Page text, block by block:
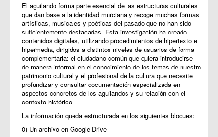
El aguilando forma parte esencial de las estructuras culturales
que dan base a la identidad murciana y recoge muchas formas
artísticas, musicales y poéticas del pasado que no han sido
suficientemente destacadas. Esta investigación ha creado
contenidos digitales, utilizando procedimientos de hipertexto e
hipermedia, dirigidos a distintos niveles de usuarios de forma
complementaria: el ciudadano común que quiera introducirse
de manera informal en el conocimiento de los temas de nuestro
patrimonio cultural y el profesional de la cultura que necesite
profundizar y consultar documentación especializada en
aspectos concretos de los aguilandos y su relación con el
contexto histórico.
La información queda estructurada en los siguientes bloques:
0) Un archivo en Google Drive